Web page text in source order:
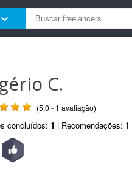
C.
(5.0 - 1 avaliação)
concluídos: 1 | Recomendações: 1